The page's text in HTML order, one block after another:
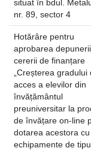
situat în bdul.
nr. 89, sector 4
Hotărâre pentru
aprobarea depunerii
cererii de finanțare
„Creșterea gradului
acces a elevilor din
învățământul
preuniversitar la
de învățare on-line
dotarea acestora cu
echipamente de